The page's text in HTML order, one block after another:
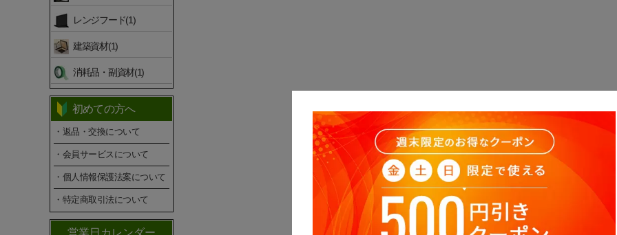
レンジフード(1)
建築資材(1)
消耗品・副資材(1)
初めての方へ
・返品・交換について
・会員サービスについて
・個人情報保護法案について
・特定商取引法について
営業日カレンダー